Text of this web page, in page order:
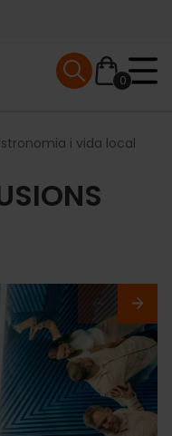
0
Mobile menu
i vida local